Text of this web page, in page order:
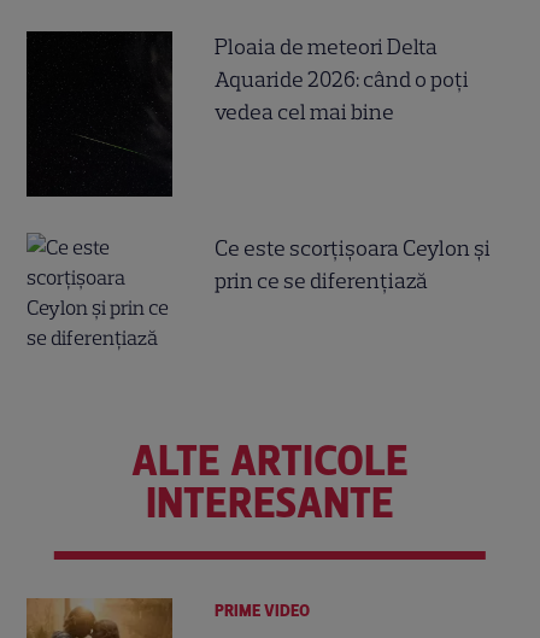
Ploaia de meteori Delta
Aquaride 2026: când o poți
vedea cel mai bine
Ce este scorțișoara Ceylon și
prin ce se diferențiază
ALTE ARTICOLE
INTERESANTE
PRIME VIDEO